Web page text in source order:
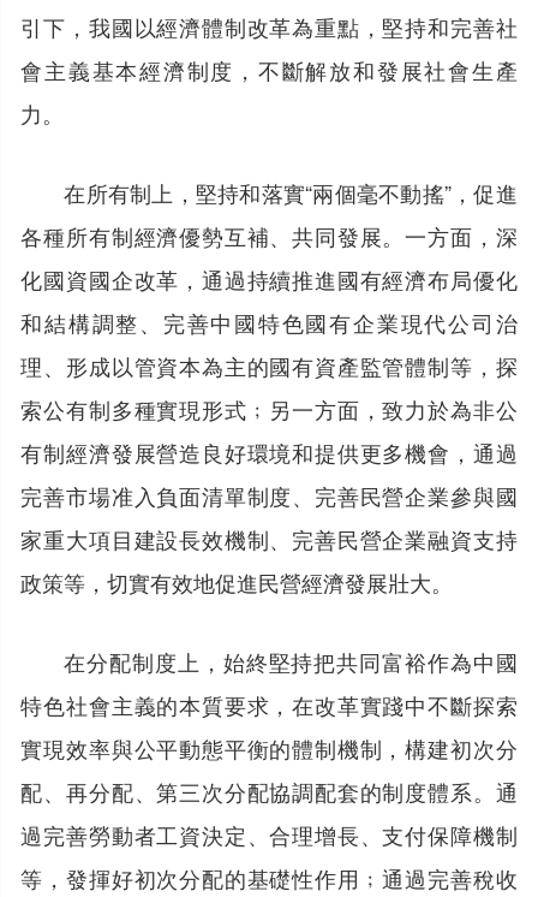
引下，我國以經濟體制改革為重點，堅持和完善社
會主義基本經濟制度，不斷解放和發展社會生產
力。
在所有制上，堅持和落實“兩個毫不動搖”，促進
各種所有制經濟優勢互補、共同發展。一方面，深
化國資國企改革，通過持續推進國有經濟布局優化
和結構調整、完善中國特色國有企業現代公司治
理、形成以管資本為主的國有資產監管體制等，探
索公有制多種實現形式﹔另一方面，致力於為非公
有制經濟發展營造良好環境和提供更多機會，通過
完善市場准入負面清單制度、完善民營企業參與國
家重大項目建設長效機制、完善民營企業融資支持
政策等，切實有效地促進民營經濟發展壯大。
在分配制度上，始終堅持把共同富裕作為中國
特色社會主義的本質要求，在改革實踐中不斷探索
實現效率與公平動態平衡的體制機制，構建初次分
配、再分配、第三次分配協調配套的制度體系。通
過完善勞動者工資決定、合理增長、支付保障機制
等，發揮好初次分配的基礎性作用﹔通過完善稅收